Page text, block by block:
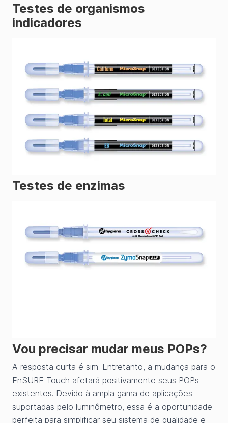
Testes de organismos
indicadores
Testes de enzimas
Vou precisar mudar meus POPs?
A resposta curta é sim. Entretanto, a mudança para o
EnSURE Touch afetará positivamente seus POPs
existentes. Devido à ampla gama de aplicações
suportadas pelo luminômetro, essa é a oportunidade
perfeita para simplificar seu sistema de qualidade e